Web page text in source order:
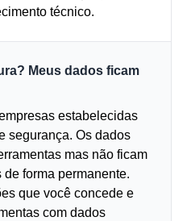
técnico.
Meus dados ficam
estabelecidas
segurança. Os dados
mas não ficam
forma permanente.
que você concede e
com dados